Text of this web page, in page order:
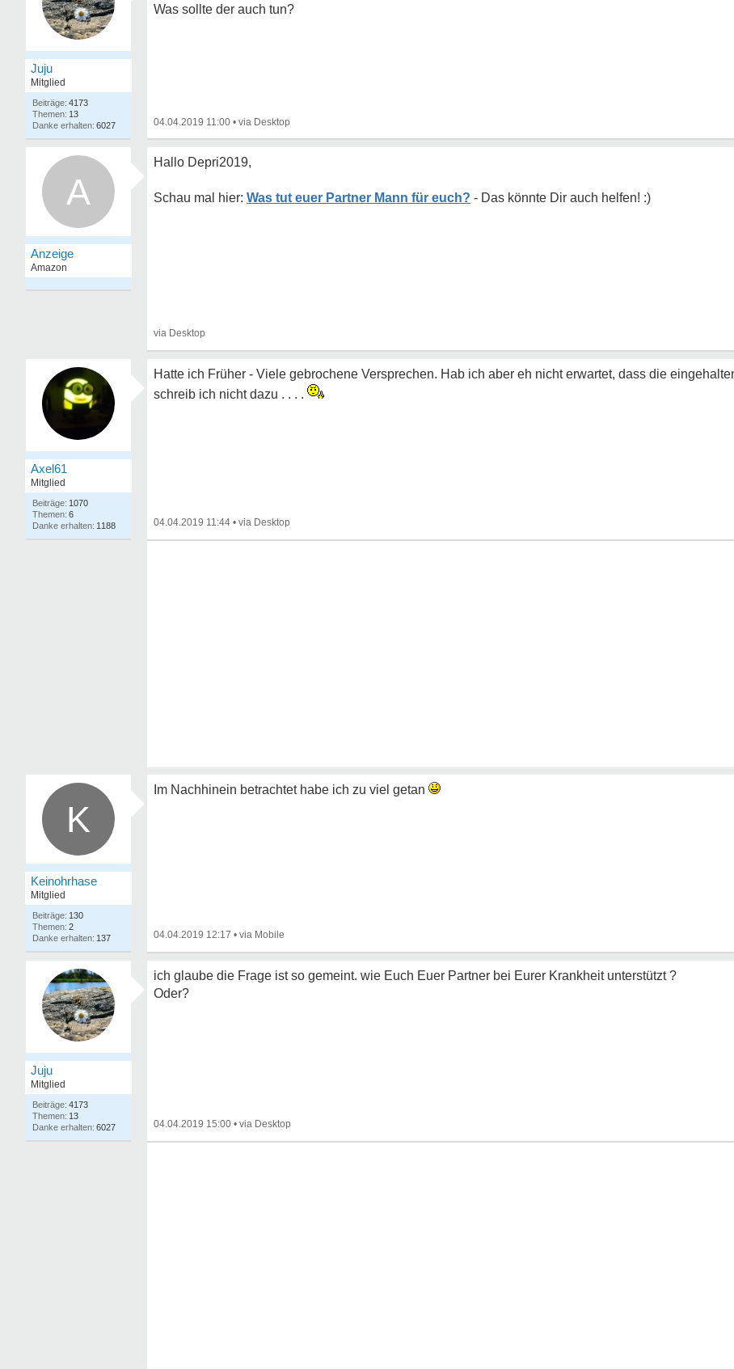
Juju
Mitglied
4173
13
6027
Was sollte der auch tun?
04.04.2019 11:00 •
A
Hallo Depri2019,
Was tut euer Partner Mann für euch?
Axel61
Mitglied
1070
6
1188
Hatte ich Früher - Viele gebrochene Versprechen. Hab ich aber eh nicht erwartet, dass die
schreib ich nicht dazu . . . .
04.04.2019 11:44 •
K
Keinohrhase
Mitglied
130
2
137
Im Nachhinein betrachtet habe ich zu viel getan
04.04.2019 12:17 •
Juju
Mitglied
4173
13
6027
ich glaube die Frage ist so gemeint. wie Euch Euer Partner bei Eurer Krankheit unterstützt ?
Oder?
04.04.2019 15:00 •